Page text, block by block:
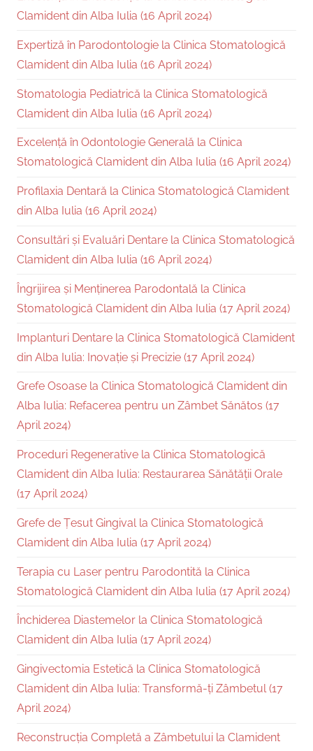
Clamident din Alba Iulia (16 April 2024)
Expertiză în Parodontologie la Clinica Stomatologică
Clamident din Alba Iulia (16 April 2024)
Stomatologia Pediatrică la Clinica Stomatologică
Clamident din Alba Iulia (16 April 2024)
Excelență în Odontologie Generală la Clinica
Stomatologică Clamident din Alba Iulia (16 April 2024)
Profilaxia Dentară la Clinica Stomatologică Clamident
din Alba Iulia (16 April 2024)
Consultări și Evaluări Dentare la Clinica Stomatologică
Clamident din Alba Iulia (16 April 2024)
Îngrijirea și Menținerea Parodontală la Clinica
Stomatologică Clamident din Alba Iulia (17 April 2024)
Implanturi Dentare la Clinica Stomatologică Clamident
din Alba Iulia: Inovație și Precizie (17 April 2024)
Grefe Osoase la Clinica Stomatologică Clamident din
Alba Iulia: Refacerea pentru un Zâmbet Sănătos (17
April 2024)
Proceduri Regenerative la Clinica Stomatologică
Clamident din Alba Iulia: Restaurarea Sănătății Orale
(17 April 2024)
Grefe de Țesut Gingival la Clinica Stomatologică
Clamident din Alba Iulia (17 April 2024)
Terapia cu Laser pentru Parodontită la Clinica
Stomatologică Clamident din Alba Iulia (17 April 2024)
Închiderea Diastemelor la Clinica Stomatologică
Clamident din Alba Iulia (17 April 2024)
Gingivectomia Estetică la Clinica Stomatologică
Clamident din Alba Iulia: Transformă-ți Zâmbetul (17
April 2024)
Reconstrucția Completă a Zâmbetului la Clamident